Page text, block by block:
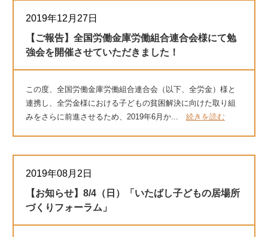
2019年12月27日
【ご報告】全国労働金庫労働組合連合会様にて勉
強会を開催させていただきました！
この度、全国労働金庫労働組合連合会（以下、全労金）様と
連携し、全労金様における子どもの貧困解決に向けた取り組
みをさらに前進させるため、2019年6月か... 続きを読む
2019年08月2日
【お知らせ】8/4（日）「いたばし子どもの居場所
づくりフォーラム」